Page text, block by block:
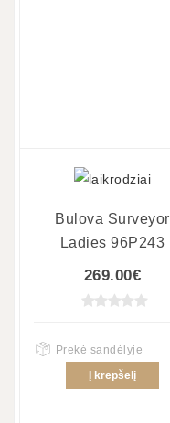
Bulova Surveyor
Ladies 96P243
269.00€
Prekė sandėlyje
Į krepšelį